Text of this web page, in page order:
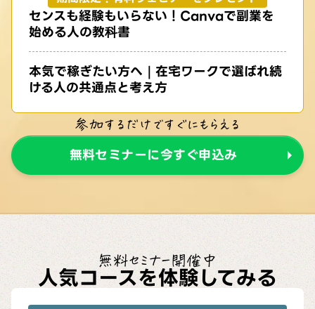
センスも経験もいらない！Canvaで副業を
始める人の教科書
本気で稼ぎたい方へ｜在宅ワークで選ばれ続
ける人の共通点と考え方
参加するだけですぐにもらえる
無料セミナーに今すぐ申込み
無料セミナー開催中
人気コースを体験してみる